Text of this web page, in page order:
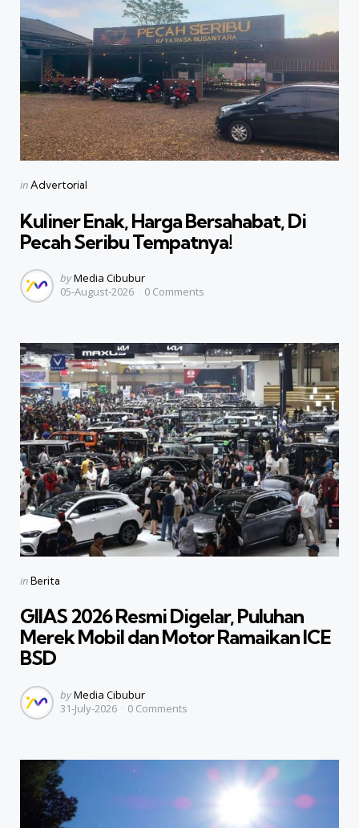
Categories
Posted
inAdvertorial
Kuliner Enak, Harga Bersahabat, Di
Pecah Seribu Tempatnya!
Posted
by
byMedia Cibubur
05-August-2026
0 Comments
Categories
Posted
inBerita
GIIAS 2026 Resmi Digelar, Puluhan
Merek Mobil dan Motor Ramaikan ICE
BSD
Posted
by
byMedia Cibubur
31-July-2026
0 Comments